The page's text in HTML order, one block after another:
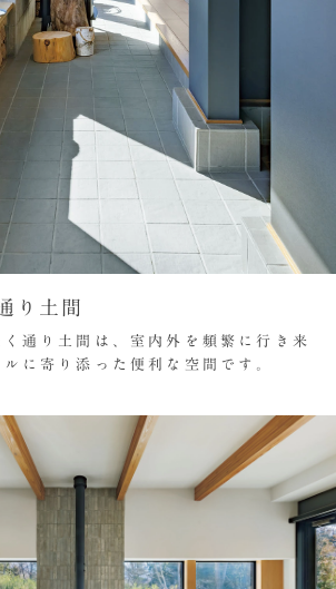
り土間
通り土間は、室内外を頻繁に行き来
に寄り添った便利な空間です。